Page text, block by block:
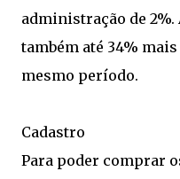
administração de
também até 34%
mesmo período.
Cadastro
Para poder comprar